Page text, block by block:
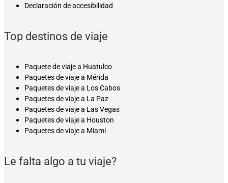
Declaración de accesibilidad
Top destinos de viaje
Paquete de viaje a Huatulco
Paquetes de viaje a Mérida
Paquetes de viaje a Los Cabos
Paquetes de viaje a La Paz
Paquetes de viaje a Las Vegas
Paquetes de viaje a Houston
Paquetes de viaje a Miami
Le falta algo a tu viaje?